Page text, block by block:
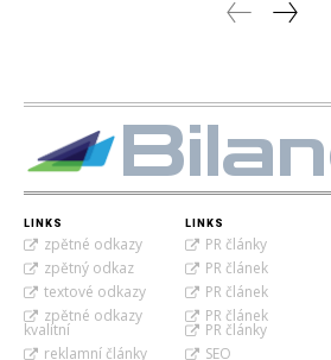
LINKS
zpětné odkazy
zpětný odkaz
textové odkazy
zpětné odkazy
kvalitní
reklamní články
LINKS
PR články
PR článek
PR článek
PR článek
PR články
SEO